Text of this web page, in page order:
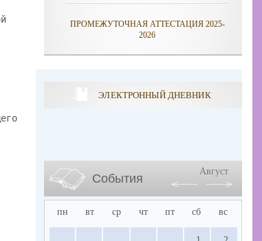
ПРОМЕЖУТОЧНАЯ АТТЕСТАЦИЯ 2025-
2026
ЭЛЕКТРОННЫЙ ДНЕВНИК
События
Август
пн вт ср чт пт сб вс